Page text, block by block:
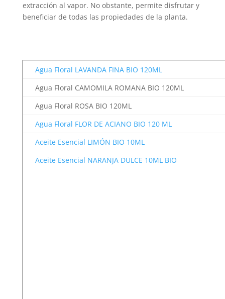
extracción al vapor. No obstante, permite disfrutar y
beneficiar de todas las propiedades de la planta.
Agua Floral LAVANDA FINA BIO 120ML
Agua Floral CAMOMILA ROMANA BIO 120ML
Agua Floral ROSA BIO 120ML
Agua Floral FLOR DE ACIANO BIO 120 ML
Aceite Esencial LIMÓN BIO 10ML
Aceite Esencial NARANJA DULCE 10ML BIO